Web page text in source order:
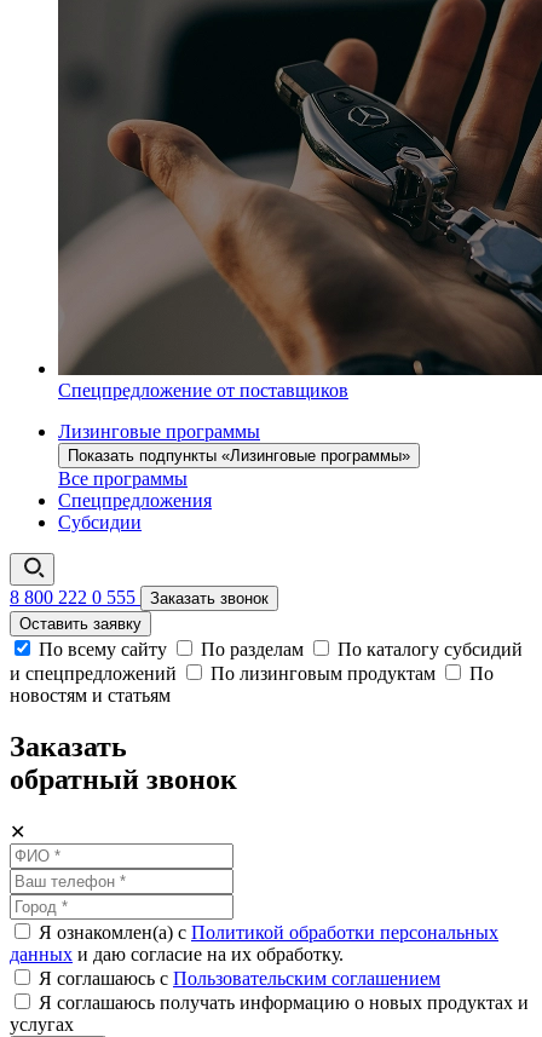
Спецпредложение от поставщиков
Лизинговые программы
Показать подпункты «Лизинговые программы»
Все программы
Спецпредложения
Субсидии
8 800 222 0 555
Заказать звонок
Оставить заявку
По всему сайту По разделам
По каталогу субсидий
и спецпредложений
По лизинговым продуктам
По
новостям и статьям
Заказать
обратный звонок
✕
Я ознакомлен(а) с Политикой обработки персональных
данных и даю согласие на их обработку.
Я соглашаюсь c Пользовательским соглашением
Я соглашаюсь получать информацию о новых продуктах и
услугах